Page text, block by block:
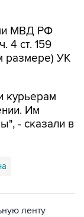
МВД РФ
4 ст. 159
размере) УК
курьерам
Им
- сказали в
ленту